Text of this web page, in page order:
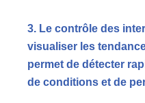
3. Le contrôle des
visualiser les
permet de détecter
de conditions et de